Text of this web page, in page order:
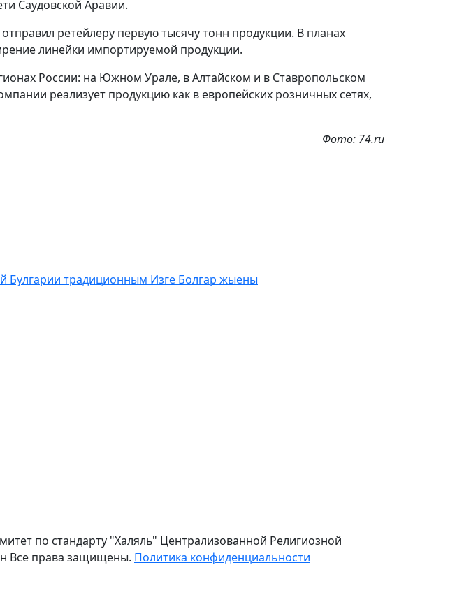
Саудовской Аравии.
ретейлеру первую тысячу тонн продукции. В планах
линейки импортируемой продукции.
России: на Южном Урале, в Алтайском и в Ставропольском
реализует продукцию как в европейских розничных сетях,
Фото: 74.ru
Булгарии традиционным Изге Болгар жыены
по стандарту "Халяль" Централизованной Религиозной
Все права защищены. Политика конфиденциальности